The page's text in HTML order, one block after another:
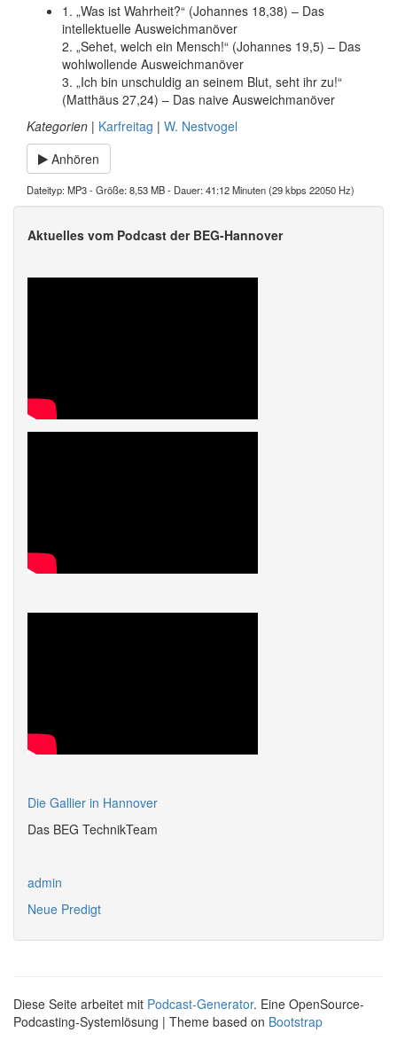
1. „Was ist Wahrheit?“ (Johannes 18,38) – Das
intellektuelle Ausweichmanöver
2. „Sehet, welch ein Mensch!“ (Johannes 19,5) – Das
wohlwollende Ausweichmanöver
3. „Ich bin unschuldig an seinem Blut, seht ihr zu!“
(Matthäus 27,24) – Das naive Ausweichmanöver
Kategorien | Karfreitag | W. Nestvogel
Anhören
Dateityp: MP3 - Größe: 8,53 MB - Dauer: 41:12 Minuten (29 kbps 22050 Hz)
Aktuelles vom Podcast der BEG-Hannover
Die Gallier in Hannover
Das BEG TechnikTeam
admin
Neue Predigt
Diese Seite arbeitet mit Podcast-Generator. Eine OpenSource-
Podcasting-Systemlösung | Theme based on Bootstrap